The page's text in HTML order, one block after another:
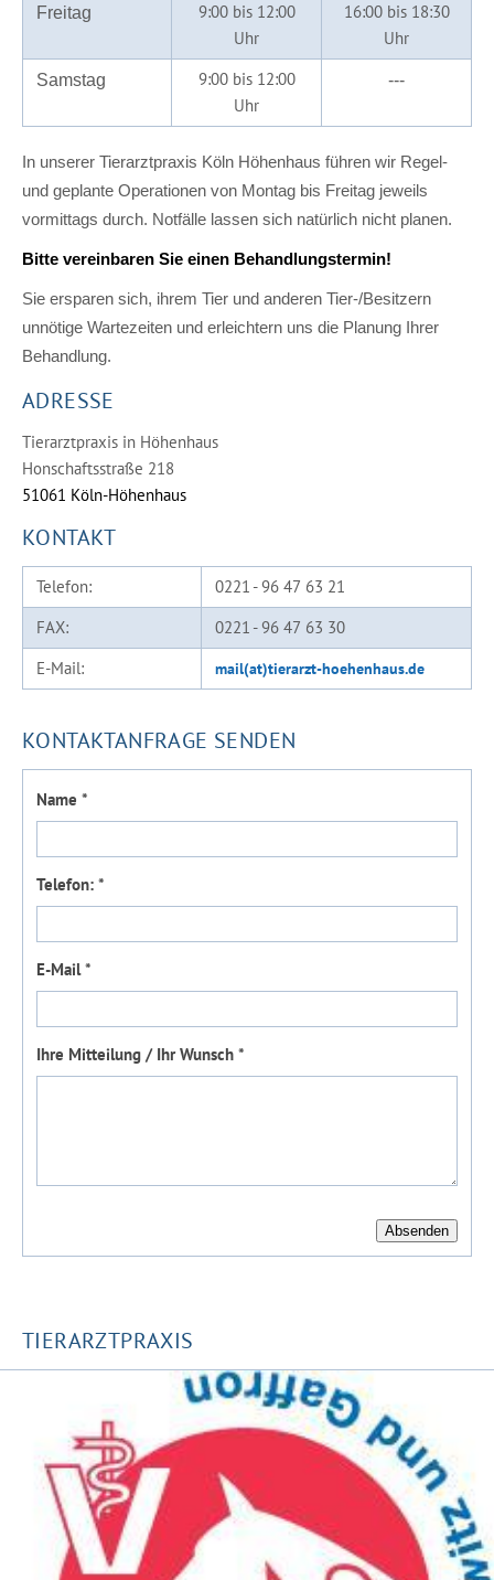
Freitag
9:00 bis 12:00
Uhr
16:00 bis 18:30
Uhr
Samstag
9:00 bis 12:00
Uhr
---
In unserer Tierarztpraxis Köln Höhenhaus führen wir Regel-
und geplante Operationen von Montag bis Freitag jeweils
vormittags durch. Notfälle lassen sich natürlich nicht planen.
Bitte vereinbaren Sie einen Behandlungstermin!
Sie ersparen sich, ihrem Tier und anderen Tier-/Besitzern
unnötige Wartezeiten und erleichtern uns die Planung Ihrer
Behandlung.
ADRESSE
Tierarztpraxis in Höhenhaus
Honschaftsstraße 218
51061 Köln-Höhenhaus
KONTAKT
Telefon:
0221 - 96 47 63 21
FAX:
0221 - 96 47 63 30
E-Mail:
mail(at)tierarzt-hoehenhaus.de
KONTAKTANFRAGE SENDEN
Name *
Telefon: *
E-Mail *
Ihre Mitteilung / Ihr Wunsch *
TIERARZTPRAXIS